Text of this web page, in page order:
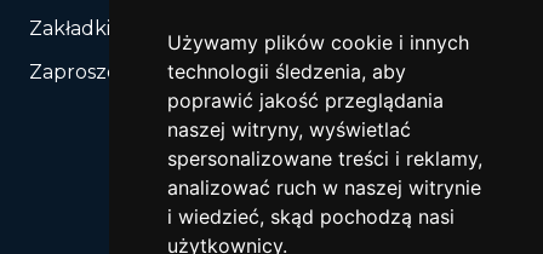
Używamy plików cookie i innych
technologii śledzenia, aby
poprawić jakość przeglądania
naszej witryny, wyświetlać
spersonalizowane treści i reklamy,
analizować ruch w naszej witrynie
i wiedzieć, skąd pochodzą nasi
użytkownicy.
Zakładki do książek
Zaproszenia